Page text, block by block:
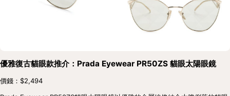
優雅復古貓眼款推介：Prada Eyewear PR50ZS 貓眼太陽眼鏡
價錢：$2,494